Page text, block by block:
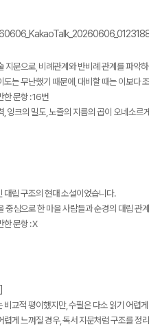
지문으로, 비례관계와 반비례 관계를 파악
도는 무난했기 때문에, 대비할 때는 이보다
한 문항 : 16번
, 잉크의 밀도, 노즐의 지름의 곱이 오네소
대립 구조의 현대 소설이었습니다.
중심으로 한 마을 사람들과 순경의 대립 관
한 문항 : X
비교적 평이했지만, 수필은 다소 읽기 어렵
렵게 느껴질 경우, 독서 지문처럼 구조를 정